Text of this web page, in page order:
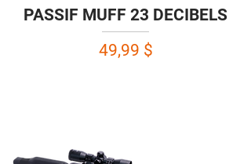
PASSIF MUFF 23 DECIBELS
Prix
49,99 $